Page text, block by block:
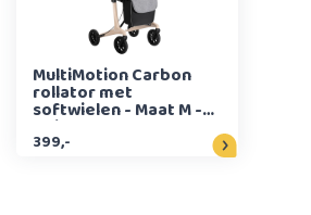
MultiMotion Carbon
rollator met
softwielen - Maat M -
Beige
399,-